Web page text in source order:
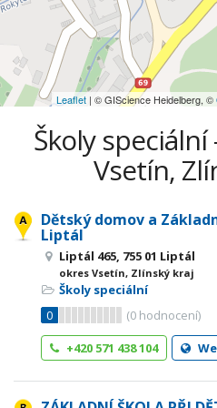
Leaflet | © GIScience Heidelberg, ©
Školy
Vsetín,
Dětský domov a
Liptál
Liptál 465, 755 01 Liptál
okres Vsetín, Zlínský kraj
Školy speciální
0
(0 hodnocení)
+420 571 438 104